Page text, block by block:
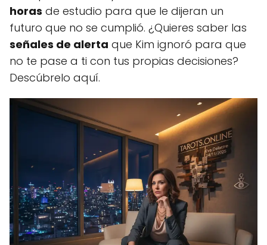
horas de estudio para que le dijeran un
futuro que no se cumplió. ¿Quieres saber las
señales de alerta que Kim ignoró para que
no te pase a ti con tus propias decisiones?
Descúbrelo aquí.